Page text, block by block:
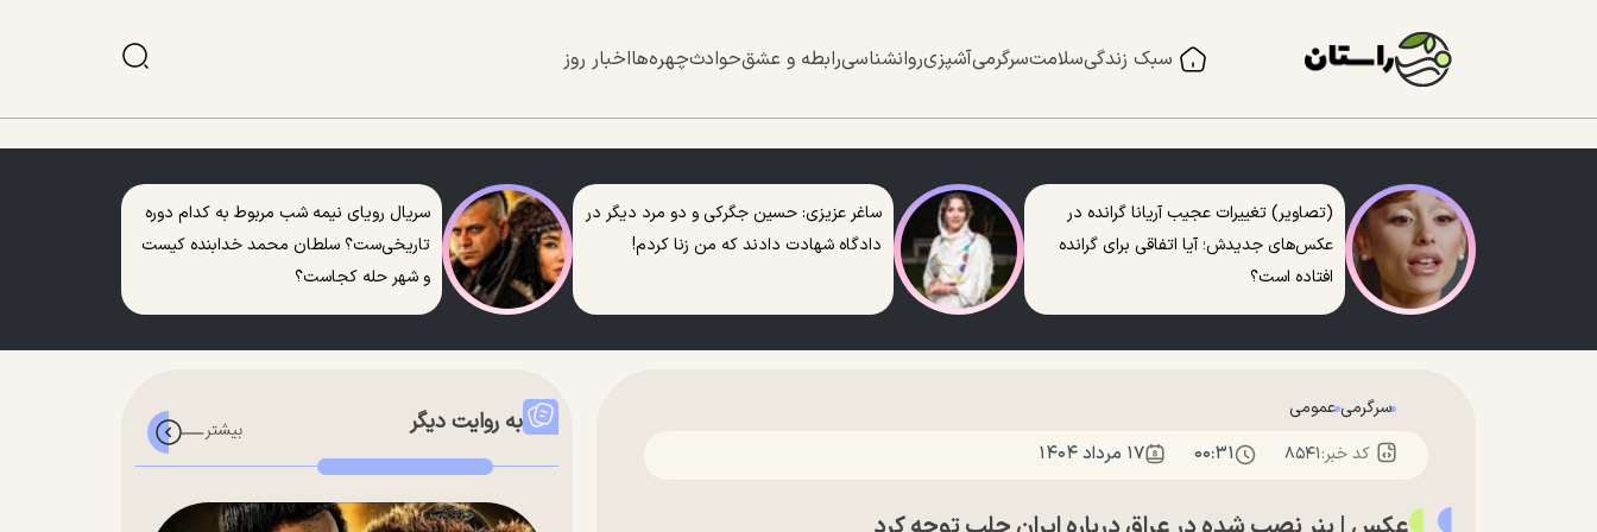
سبک زندگیسلامتسرگرمیآشپزیروانشناسیرابطه و عشقحوادثچهره‌هااخبار روز
(تصاویر) تغییرات عجیب آریانا گرانده در
عکس‌های جدیدش؛ آیا اتفاقی برای گرانده
افتاده است؟
ساغر عزیزی: حسین جگرکی و دو مرد دیگر در
دادگاه شهادت دادند که من زنا کردم!
سریال رویای نیمه شب مربوط به کدام دوره
تاریخی‌ست؟ سلطان محمد خدابنده کیست
و شهر حله کجاست؟
سرگرمی عمومی
کد خبر:۸۵۴۱ ۰۰:۳۱ ۱۷ مرداد ۱۴۰۴
به روایت دیگر